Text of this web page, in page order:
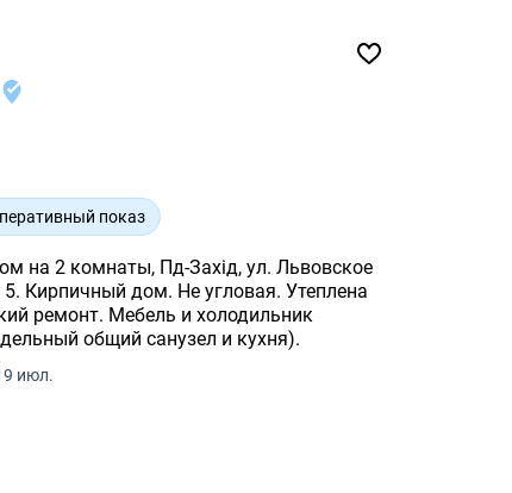
показ
на 2 комнаты, Пд-Захід, ул. Львовское
Кирпичный дом. Не угловая. Утеплена
ремонт. Мебель и холодильник
общий санузел и кухня).
июл.